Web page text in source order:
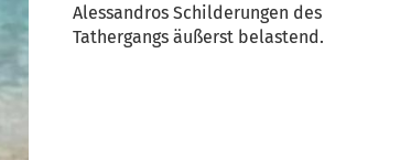
Alessandros Schilderungen des
Tathergangs äußerst belastend.